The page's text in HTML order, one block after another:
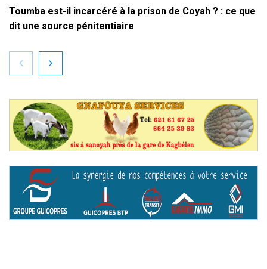
Toumba est-il incarcéré à la prison de Coyah ? : ce que
dit une source pénitentiaire